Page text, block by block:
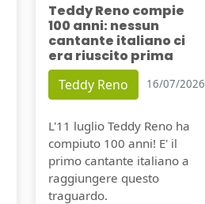
Teddy Reno compie
100 anni: nessun
cantante italiano ci
era riuscito prima
Teddy Reno 16/07/2026
L'11 luglio Teddy Reno ha
compiuto 100 anni! E' il
primo cantante italiano a
raggiungere questo
traguardo.